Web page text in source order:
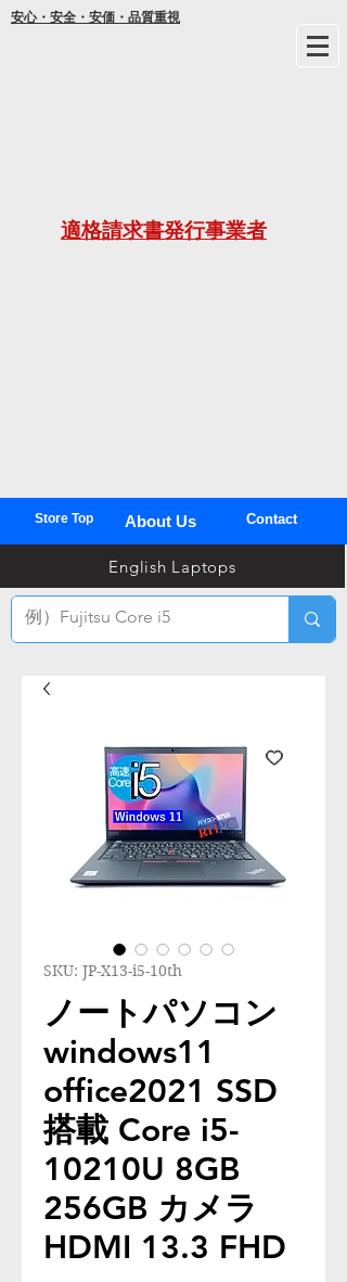
安心・安全・安価・品質重視
21
年間
適格請求書発行事業者
TEL03
Store Top About Us Contact
English Laptops
SKU: JP-X13-i5-10th
ノートパソコン
windows11
office2021 SSD
搭載 Core i5-
10210U 8GB
256GB カメラ
HDMI 13.3 FHD